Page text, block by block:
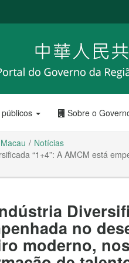
Sobre o
Notícias
“1+4”: A AMCM está
no
moderno,